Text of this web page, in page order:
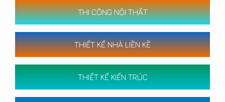
THI CÔNG NỘI THẤT
THIẾT KẾ NHÀ LIỀN KỀ
THIẾT KẾ KIẾN TRÚC